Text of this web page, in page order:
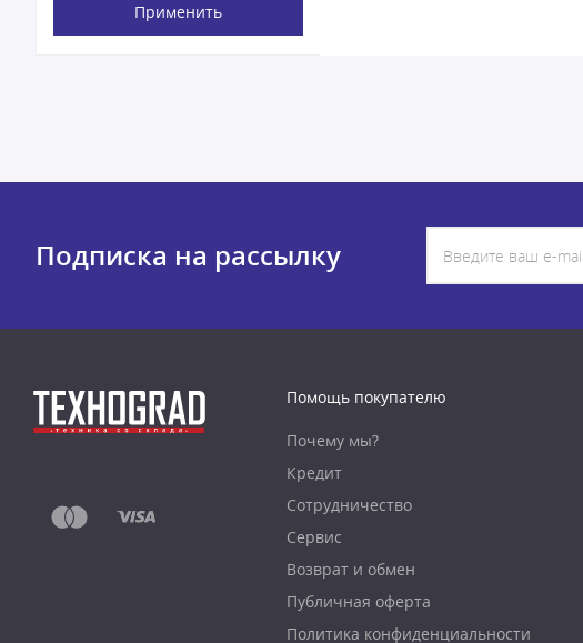
Применить
Подписка на рассылку
Помощь покупателю
Почему мы?
Кредит
Сотрудничество
Сервис
Возврат и обмен
Публичная оферта
Политика конфиденциальности